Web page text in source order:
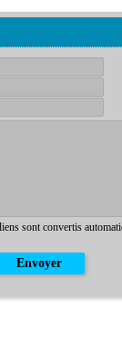
sont convertis